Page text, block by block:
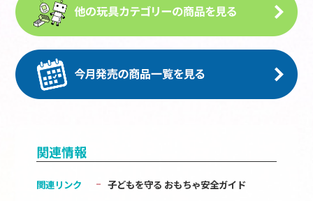
関連情報
関連リンク 子どもを守る おもちゃ安全ガイド